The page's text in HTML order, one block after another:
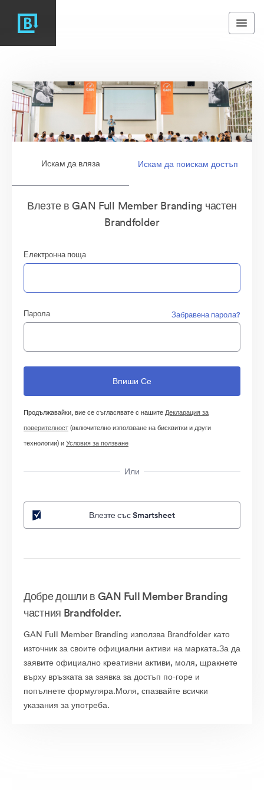
Искам да вляза Искам да поискам достъп
Влезте в GAN Full Member Branding частен
Brandfolder
Електронна поща
Парола Забравена парола?
Продължавайки, вие се съгласявате с нашитеДекларация за
поверителност(включително използване на бисквитки и други
технологии) иУсловия за ползване
Или
Влезте със Smartsheet
Добре дошли в GAN Full Member Branding
частния Brandfolder.
GAN Full Member Branding използва Brandfolder като
източник за своите официални активи на марката.За да
заявите официално креативни активи, моля, щракнете
върху връзката за заявка за достъп по-горе и
попълнете формуляра.Моля, спазвайте всички
указания за употреба.